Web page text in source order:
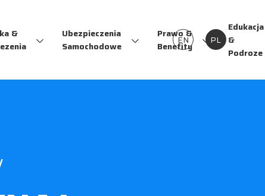
&
Ubezpieczenia
Samochodowe
Prawo &
Benefity
Edukacja
&
Podroze
EN PL